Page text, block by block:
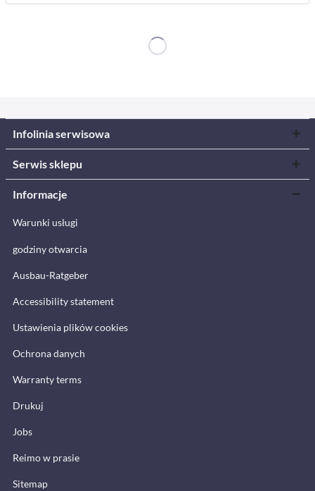
Infolinia serwisowa
Serwis sklepu
Informacje
Warunki usługi
godziny otwarcia
Ausbau-Ratgeber
Accessibility statement
Ustawienia plików cookies
Ochrona danych
Warranty terms
Drukuj
Jobs
Reimo w prasie
Sitemap